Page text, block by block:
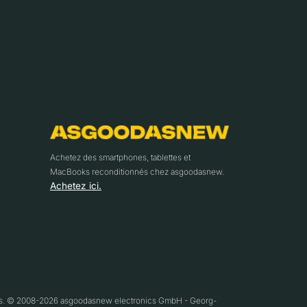
Achetez des smartphones, tablettes et
MacBooks reconditionnés chez asgoodasnew.
Achetez ici.
© 2008-2026 asgoodasnew electronics GmbH - Georg-